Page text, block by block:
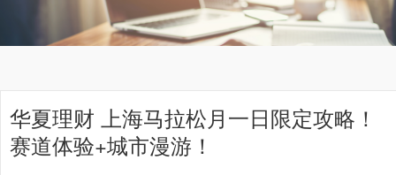
华夏理财 上海马拉松月一日限定攻略！
赛道体验+城市漫游！